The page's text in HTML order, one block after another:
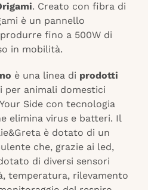
. Creato con fibra di
è un pannello
fino a 500W di
in mobilità.
è una linea di prodotti
per animali domestici
Side con tecnologia
elimina virus e batteri. Il
è dotato di un
che, grazie ai led,
di diversi sensori
temperatura, rilevamento